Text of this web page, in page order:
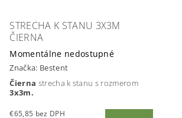
STRECHA K STANU 3X3M
ČIERNA
Momentálne nedostupné
Značka: Bestent
Čierna strecha k stanu s rozmerom
3x3m.
€65,85 bez DPH